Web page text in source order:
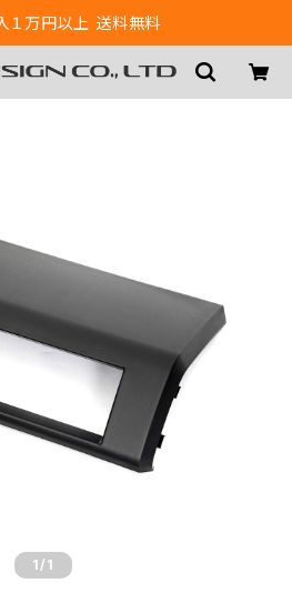
１万円以上 送料無料
1 /1